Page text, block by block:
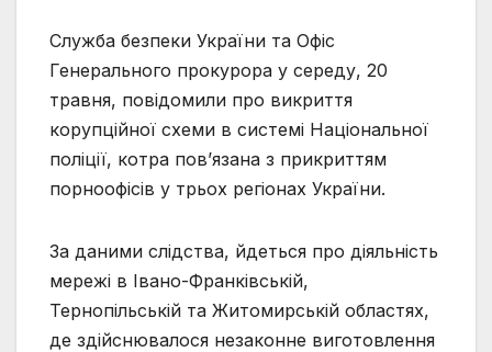
Служба безпеки України та Офіс
Генерального прокурора у середу, 20
травня, повідомили про викриття
корупційної схеми в системі Національної
поліції, котра пов’язана з прикриттям
порноофісів у трьох регіонах України.
За даними слідства, йдеться про діяльність
мережі в Івано-Франківській,
Тернопільській та Житомирській областях,
де здійснювалося незаконне виготовлення